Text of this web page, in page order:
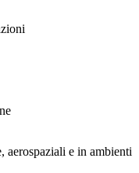
e in ambienti